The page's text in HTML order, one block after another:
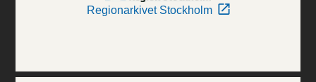
Regionarkivet Stockholm